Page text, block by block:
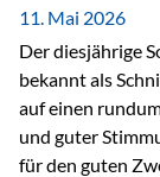
mit Weitblick Im
11. Mai 2026
Der diesjährige
bekannt als
auf einen
und guter
für den guten